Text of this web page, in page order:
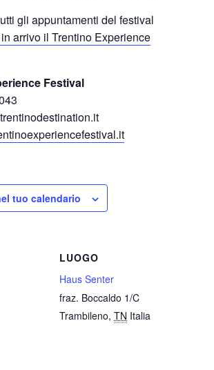
gli appuntamenti del festival
arrivo il Trentino Experience
Festival
tuo calendario
LUOGO
Haus Senter
fraz. Boccaldo 1/C
Trambileno, TN Italia